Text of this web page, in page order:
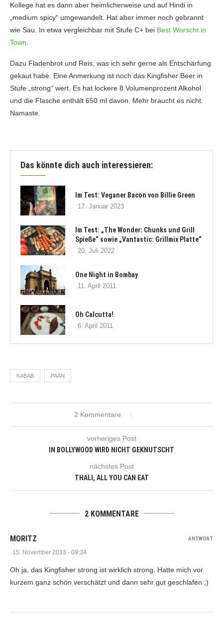
Kollege hat es dann aber heimlicherweise und auf Hindi in
„medium spicy“ umgewandelt. Hat aber immer noch gebrannt
wie Sau. In etwa vergleichbar mit Stufe C+ bei Best Worscht in
Town
Dazu Fladenbrot und Reis, was ich sehr gerne als Entschärfung
gekaut habe. Eine Anmerkung ist noch das Kingfisher Beer in
Stufe „strong“ wert. Es hat lockere 8 Volumenprozent Alkohol
und die Flasche enthält 650 ml davon. Mehr braucht es nicht.
Namaste.
Das könnte dich auch interessieren:
Im Test: Veganer Bacon von Billie Green
17. Januar 2023
Im Test: „The Wonder: Chunks und Grill
Spieße“ sowie „Vantastic: Grillmix Platte“
20. Juli 2022
One Night in Bombay
11. April 2011
Oh Calcutta!
6. April 2011
KABAB PAAN
2 Kommentare
vorheriges Post
IN BOLLYWOOD WIRD NICHT GEKNUTSCHT
nächstes Post
THALI, ALL YOU CAN EAT
2 KOMMENTARE
MORITZ
15. November 2013 - 09:34
Oh ja, das Kingfisher strong ist wirklich strong. Hatte mich vor
kurzem ganz schön verschätzt und dann sehr gut geschlafen ;)
ANTWORT